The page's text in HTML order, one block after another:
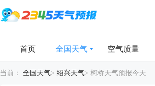
首页 全国天气 空气质量
当前： 全国天气> 绍兴天气> 柯桥天气预报今天